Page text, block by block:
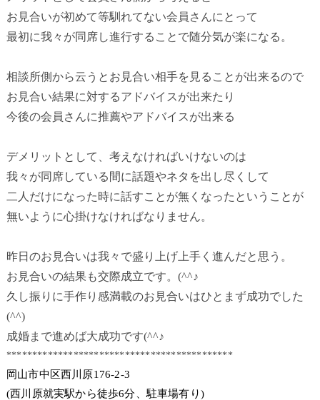
お見合いが初めて等馴れてない会員さんにとって
最初に我々が同席し進行することで随分気が楽になる。
相談所側から云うとお見合い相手を見ることが出来るので
お見合い結果に対するアドバイスが出来たり
今後の会員さんに推薦やアドバイスが出来る
デメリットとして、考えなければいけないのは
我々が同席している間に話題やネタを出し尽くして
二人だけになった時に話すことが無くなったということが
無いように心掛けなければなりません。
昨日のお見合いは我々で盛り上げ上手く進んだと思う。
お見合いの結果も交際成立です。(^^♪
久し振りに手作り感満載のお見合いはひとまず成功でした
(^^)
成婚まで進めば大成功です(^^♪
********************************************
岡山市中区西川原176-2-3
(西川原就実駅から徒歩6分、駐車場有り)